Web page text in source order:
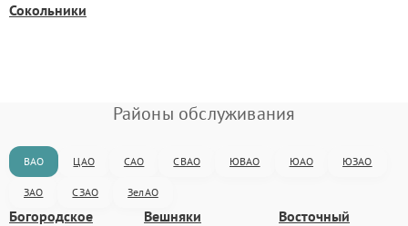
Сокольники
Районы обслуживания
ВАО ЦАО САО СВАО ЮВАО ЮАО ЮЗАО
ЗАО СЗАО ЗелАО
Богородское Вешняки
Восточный